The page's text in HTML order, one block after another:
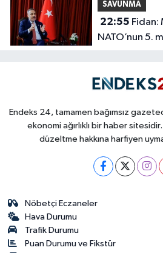
SAVUNMA
22:55
NATO’nun 5.
Endeks 24, tamamen bağımsız
ekonomi ağırlıklı bir haber
düzeltme hakkına harfiyen
Nöbetçi Eczaneler
Hava Durumu
Trafik Durumu
Puan Durumu ve Fikstür